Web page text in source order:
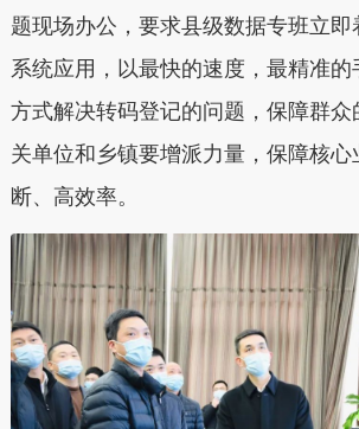
题现场办公，要求县级数据专班立
系统应用，以最快的速度，最精准的
方式解决转码登记的问题，保障群
关单位和乡镇要增派力量，保障核心
断、高效率。